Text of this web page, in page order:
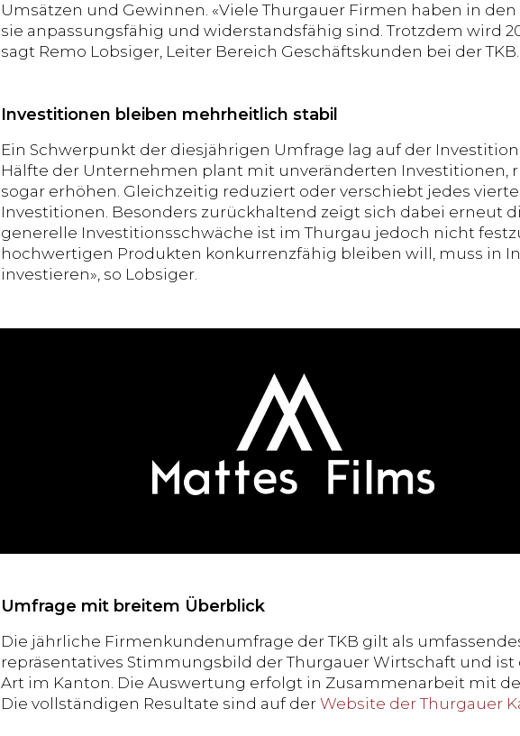
Umsätzen und Gewinnen. «Viele Thurgauer Firmen haben in
sie anpassungsfähig und widerstandsfähig sind. Trotzdem wird
sagt Remo Lobsiger, Leiter Bereich Geschäftskunden bei der TKB.
Investitionen bleiben mehrheitlich stabil
Ein Schwerpunkt der diesjährigen Umfrage lag auf der
Hälfte der Unternehmen plant mit unveränderten Investitionen,
sogar erhöhen. Gleichzeitig reduziert oder verschiebt jedes
Investitionen. Besonders zurückhaltend zeigt sich dabei erneut
generelle Investitionsschwäche ist im Thurgau jedoch nicht
hochwertigen Produkten konkurrenzfähig bleiben will, muss in
investieren», so Lobsiger.
Umfrage mit breitem Überblick
Die jährliche Firmenkundenumfrage der TKB gilt als
repräsentatives Stimmungsbild der Thurgauer Wirtschaft und
Art im Kanton. Die Auswertung erfolgt in Zusammenarbeit mit
Die vollständigen Resultate sind auf der Website der Thurgauer